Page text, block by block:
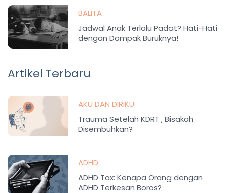
BALITA
Jadwal Anak Terlalu Padat? Hati-Hati
dengan Dampak Buruknya!
Artikel Terbaru
AKU DAN DIRIKU
Trauma Setelah KDRT , Bisakah
Disembuhkan?
ADHD
ADHD Tax: Kenapa Orang dengan
ADHD Terkesan Boros?